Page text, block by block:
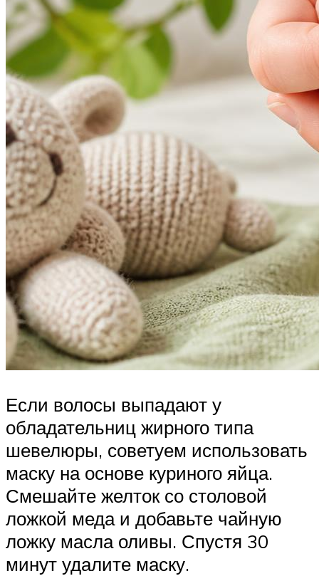
Если волосы выпадают у
обладательниц жирного типа
шевелюры, советуем использовать
маску на основе куриного яйца.
Смешайте желток со столовой
ложкой меда и добавьте чайную
ложку масла оливы. Спустя 30
минут удалите маску.